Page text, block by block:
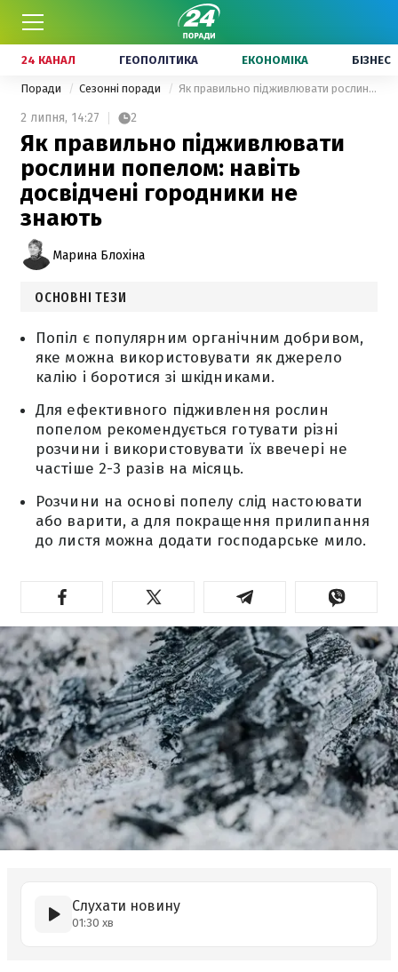
24 КАНАЛ ГЕОПОЛІТИКА ЕКОНОМІКА БІЗНЕС
Поради Сезонні поради Як правильно підживлювати рослини попелом: навіть досвідчені городники не знають
2 липня, 14:27 2
Як правильно підживлювати
рослини попелом: навіть
досвідчені городники не
знають
Марина Блохіна
ОСНОВНІ ТЕЗИ
Попіл є популярним органічним добривом,
яке можна використовувати як джерело
калію і боротися зі шкідниками.
Для ефективного підживлення рослин
попелом рекомендується готувати різні
розчини і використовувати їх ввечері не
частіше 2-3 разів на місяць.
Розчини на основі попелу слід настоювати
або варити, а для покращення прилипання
до листя можна додати господарське мило.
Слухати новину
01:30 хв